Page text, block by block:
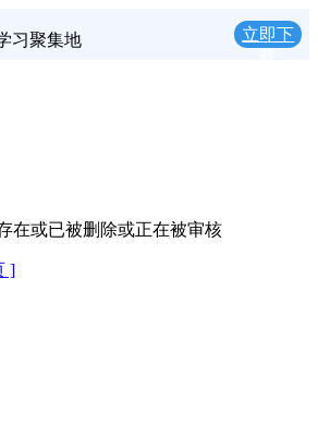
习聚集地
立即下
在或已被删除或正在被审核
]